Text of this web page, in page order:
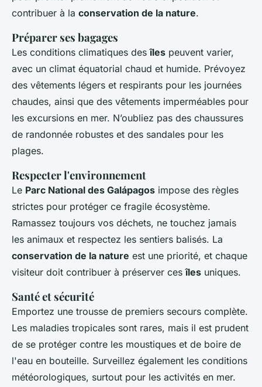
contribuer à la conservation de la nature.
Préparer ses bagages
Les conditions climatiques desîles peuvent varier,
avec un climat équatorial chaud et humide. Prévoyez
des vêtements légers et respirants pour les journées
chaudes, ainsi que des vêtements imperméables pour
les excursions en mer. N’oubliez pas des chaussures
de randonnée robustes et des sandales pour les
plages.
Respecter l'environnement
Le Parc National des Galápagos impose des règles
strictes pour protéger ce fragile écosystème.
Ramassez toujours vos déchets, ne touchez jamais
les animaux et respectez les sentiers balisés. La
conservation de la nature est une priorité, et chaque
visiteur doit contribuer à préserver cesîles uniques.
Santé et sécurité
Emportez une trousse de premiers secours complète.
Les maladies tropicales sont rares, mais il est prudent
de se protéger contre les moustiques et de boire de
l'eau en bouteille. Surveillez également les conditions
météorologiques, surtout pour les activités en mer.